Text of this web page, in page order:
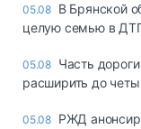
05.08 В Брянской
целую семью в
05.08 Часть
расширить до
05.08 РЖД